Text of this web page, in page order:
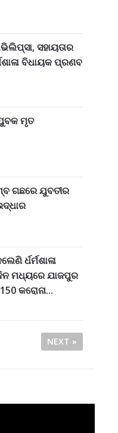
ସହାୟତାର
ବିଧାୟକ ପ୍ରଣବ
ମୃତ
ଗଛରେ ଯୁବତୀର
ର୍ଧର୍ମଶାଳା
ମଧ୍ୟରେ ଯାଜପୁର
କରୋନା...
NEXT »